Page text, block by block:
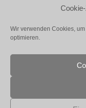
Wir verwenden Cookies,
optimieren.
Thinker Circle
hello@